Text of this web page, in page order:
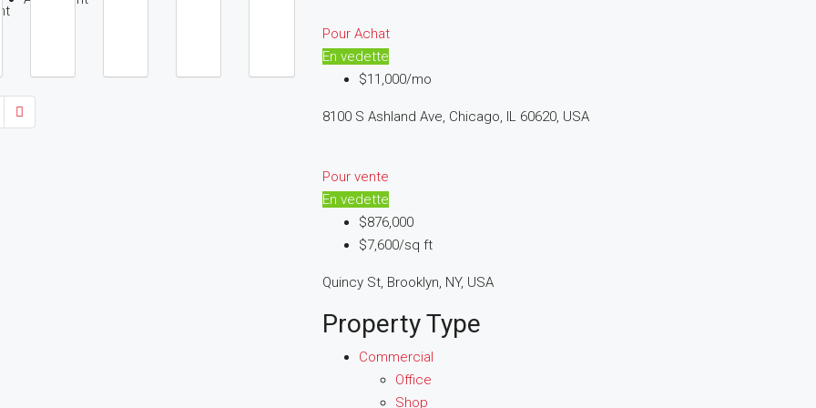
Pour Achat
En vedette
$11,000/mo
8100 S Ashland Ave, Chicago, IL 60620, USA
Pour vente
En vedette
$876,000
$7,600/sq ft
Quincy St, Brooklyn, NY, USA
Property Type
Commercial
Office
Shop